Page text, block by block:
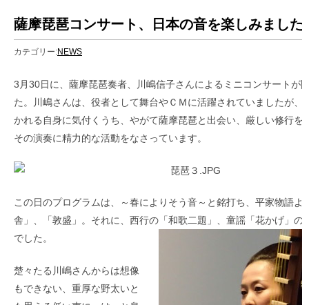
薩摩琵琶コンサート、日本の音を楽しみました
カテゴリー:NEWS
3月30日に、薩摩琵琶奏者、川嶋信子さんによるミニコンサートが
た。川嶋さんは、役者として舞台やＣＭに活躍されていましたが、
かれる自身に気付くうち、やがて薩摩琵琶と出会い、厳しい修行を
その演奏に精力的な活動をなさっています。
この日のプログラムは、～春によりそう音～と銘打ち、平家物語よ
舎」、「敦盛」。それに、西行の「和歌二題」、童謡「花かげ」の
でした。
楚々たる川嶋さんからは想像
もできない、重厚な野太いと